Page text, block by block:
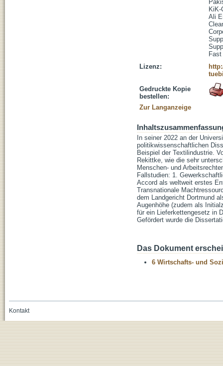
KiK-
Ali
Lizenz:
Gedruckte Kopie
bestellen:
Zur Langanzeige
In seiner 2022 an der
politikwissenschaftlichen
Beispiel der Textilindustrie.
Rekittke, wie die sehr
Menschen- und
Fallstudien: 1.
Accord als weltweit erstes
Transnationale
dem Landgericht Dortmund
Augenhöhe (zudem als
für ein Lieferkettengesetz in
Gefördert wurde die
Das Dokument
6 Wirtschafts- und
Kontakt